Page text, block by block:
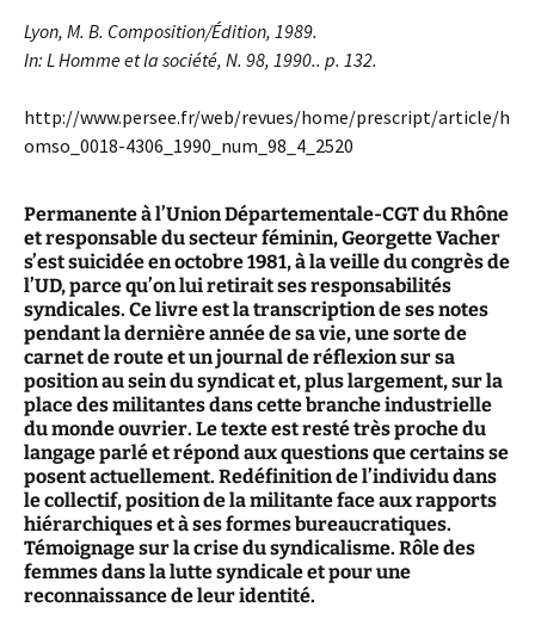
Lyon, M. B. Composition/Édition, 1989.
In: L Homme et la société, N. 98, 1990.. p. 132.
http://www.persee.fr/web/revues/home/prescript/article/h
omso_0018-4306_1990_num_98_4_2520
Permanente à l’Union Départementale-CGT du Rhône
et responsable du secteur féminin, Georgette Vacher
s’est suicidée en octobre 1981, à la veille du congrès de
l’UD, parce qu’on lui retirait ses responsabilités
syndicales. Ce livre est la transcription de ses notes
pendant la dernière année de sa vie, une sorte de
carnet de route et un journal de réflexion sur sa
position au sein du syndicat et, plus largement, sur la
place des militantes dans cette branche industrielle
du monde ouvrier. Le texte est resté très proche du
langage parlé et répond aux questions que certains se
posent actuellement. Redéfinition de l’individu dans
le collectif, position de la militante face aux rapports
hiérarchiques et à ses formes bureaucratiques.
Témoignage sur la crise du syndicalisme. Rôle des
femmes dans la lutte syndicale et pour une
reconnaissance de leur identité.